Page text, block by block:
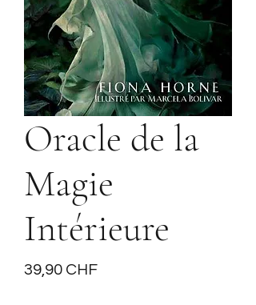
Oracle de la
Magie
Intérieure
39,90 CHFPrix